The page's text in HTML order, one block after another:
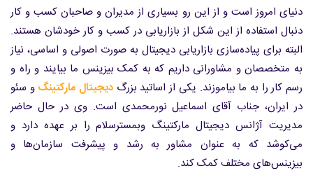
دنیای امروز است و از این رو بسیاری از مدیران و صاحبان کسب و کار
دنبال استفاده از این شکل از بازاریابی در کسب و کار خودشان هستند.
البته برای پیاده‌سازی بازاریابی دیجیتال به صورت اصولی و اساسی، نیاز
به متخصصان و مشاورانی داریم که به کمک بیزینس ما بیایند و راه و
رسم کار را به ما بیاموزند. یکی از اساتید بزرگ دیجیتال مارکتینگ و سئو
در ایران، جناب آقای اسماعیل نورمحمدی است. وی در حال حاضر
مدیریت آژانس دیجیتال مارکتینگ وبمسترسلام را بر عهده دارد و
می‌کوشد که به عنوان مشاور به رشد و پیشرفت سازمان‌ها و
بیزینس‌های مختلف کمک کند.